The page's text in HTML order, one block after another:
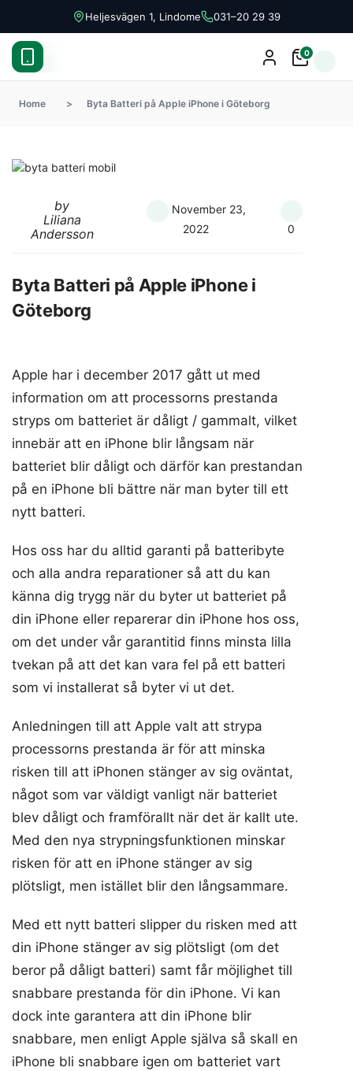
Heljesvägen 1, Lindome 031–20 29 39
0
Home > Byta Batteri på Apple iPhone i Göteborg
by
Liliana
Andersson
November 23,
2022
0
Byta Batteri på Apple iPhone i
Göteborg
Apple har i december 2017 gått ut med
information om att processorns prestanda
stryps om batteriet är dåligt / gammalt, vilket
innebär att en iPhone blir långsam när
batteriet blir dåligt och därför kan prestandan
på en iPhone bli bättre när man byter till ett
nytt batteri.
Hos oss har du alltid garanti på batteribyte
och alla andra reparationer så att du kan
känna dig trygg när du byter ut batteriet på
din iPhone eller reparerar din iPhone hos oss,
om det under vår garantitid finns minsta lilla
tvekan på att det kan vara fel på ett batteri
som vi installerat så byter vi ut det.
Anledningen till att Apple valt att strypa
processorns prestanda är för att minska
risken till att iPhonen stänger av sig oväntat,
något som var väldigt vanligt när batteriet
blev dåligt och framförallt när det är kallt ute.
Med den nya strypningsfunktionen minskar
risken för att en iPhone stänger av sig
plötsligt, men istället blir den långsammare.
Med ett nytt batteri slipper du risken med att
din iPhone stänger av sig plötsligt (om det
beror på dåligt batteri) samt får möjlighet till
snabbare prestanda för din iPhone. Vi kan
dock inte garantera att din iPhone blir
snabbare, men enligt Apple själva så skall en
iPhone bli snabbare igen om batteriet vart